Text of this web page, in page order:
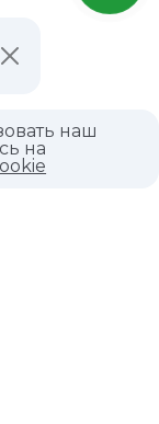
наш
на